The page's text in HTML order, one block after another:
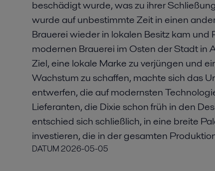
beschädigt wurde, was zu ihrer
wurde auf unbestimmte Zeit in einen
Brauerei wieder in lokalen Besitz kam und
modernen Brauerei im Osten der Stadt in
Ziel, eine lokale Marke zu verjüngen und
Wachstum zu schaffen, machte sich das
entwerfen, die auf modernsten
Lieferanten, die Dixie schon früh in den
entschied sich schließlich, in eine breite
investieren, die in der gesamten
DATUM2026-05-05